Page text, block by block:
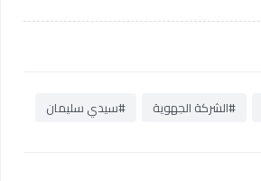
#الشركة الجهوية #سيدي سليمان